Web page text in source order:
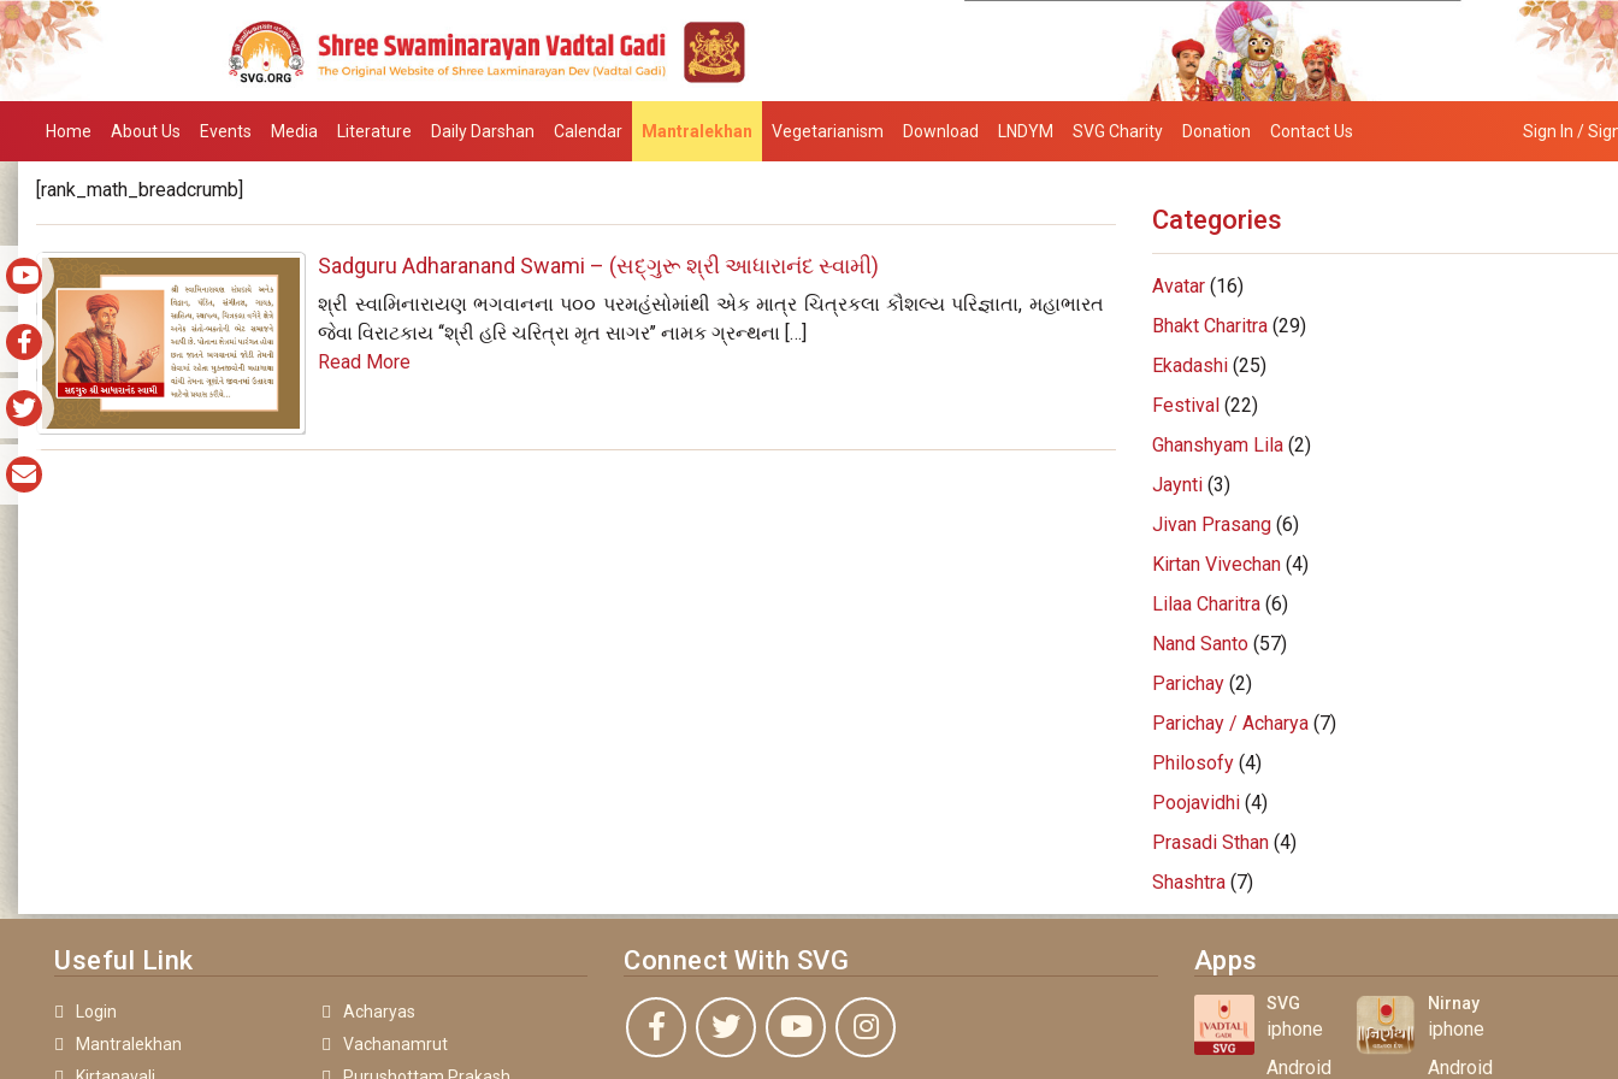
Home About Us Events Media Literature Daily Darshan Calendar Mantralekhan Vegetarianism Download LNDYM SVG Charity Donation Contact Us Sign In /
[rank_math_breadcrumb]
Sadguru Adharanand Swami – (સદ્‌ગુરૂ શ્રી આધારાનંદ સ્વામી)
શ્રી સ્વામિનારાયણ ભગવાનના પ૦૦ પરમહંસોમાંથી એક માત્ર ચિત્રકલા કૌશલ્ય પરિજ્ઞાતા, મહાભારત
જેવા વિરાટકાય ‘‘શ્રી હરિ ચરિત્રા મૃત સાગર’’ નામક ગ્રન્થના […]
Read More
Categories
Avatar(16)
Bhakt Charitra(29)
Ekadashi(25)
Festival(22)
Ghanshyam Lila(2)
Jaynti(3)
Jivan Prasang(6)
Kirtan Vivechan(4)
Lilaa Charitra(6)
Nand Santo(57)
Parichay(2)
Parichay / Acharya(7)
Philosofy(4)
Poojavidhi(4)
Prasadi Sthan(4)
Shashtra(7)
Useful Link
Login
Acharyas
Mantralekhan
Vachanamrut
Connect With SVG Apps
SVG
iphone
Android
Nirnay
iphone
Android